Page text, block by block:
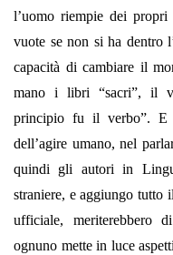
l’uomo riempie dei
vuote se non si ha dentro
capacità di cambiare il
mano i libri “sacri”, il
principio fu il verbo”. E
dell’agire umano, nel
quindi gli autori in
straniere, e aggiungo tutto
ufficiale, meriterebbero
ognuno mette in luce